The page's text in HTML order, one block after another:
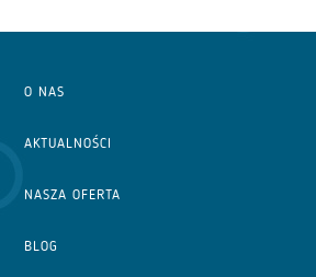
O NAS
AKTUALNOŚCI
NASZA OFERTA
BLOG